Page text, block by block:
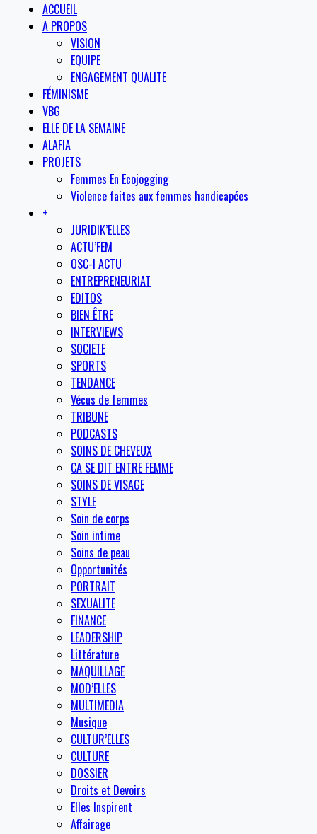
ACCUEIL
A PROPOS
VISION
EQUIPE
ENGAGEMENT QUALITE
FÉMINISME
VBG
ELLE DE LA SEMAINE
ALAFIA
PROJETS
Femmes En Ecojogging
Violence faites aux femmes handicapées
+
JURIDIK’ELLES
ACTU’FEM
OSC-I ACTU
ENTREPRENEURIAT
EDITOS
BIEN ÊTRE
INTERVIEWS
SOCIETE
SPORTS
TENDANCE
Vécus de femmes
TRIBUNE
PODCASTS
SOINS DE CHEVEUX
CA SE DIT ENTRE FEMME
SOINS DE VISAGE
STYLE
Soin de corps
Soin intime
Soins de peau
Opportunités
PORTRAIT
SEXUALITE
FINANCE
LEADERSHIP
Littérature
MAQUILLAGE
MOD’ELLES
MULTIMEDIA
Musique
CULTUR’ELLES
CULTURE
DOSSIER
Droits et Devoirs
Elles Inspirent
Affairage